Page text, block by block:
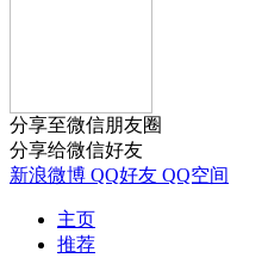
分享至微信朋友圈
分享给微信好友
新浪微博 QQ好友 QQ空间
主页
推荐